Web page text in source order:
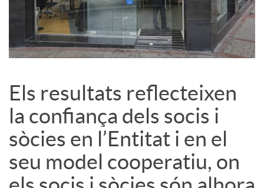
l
s
Els resultats reflecteixen
la confiança dels socis i
sòcies en l’Entitat i en el
seu model cooperatiu, on